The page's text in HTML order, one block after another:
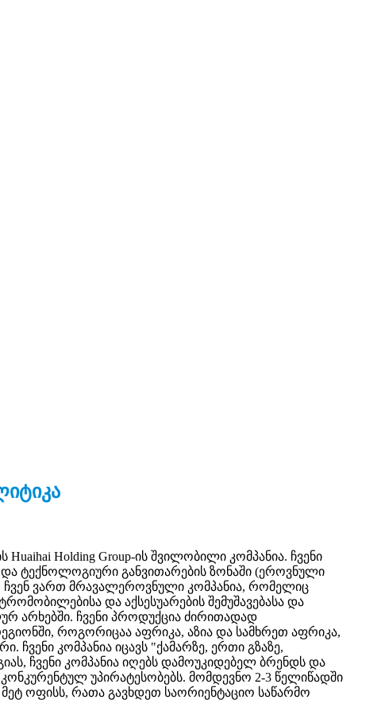
Huaihai Holding Group-ის შვილობილი კომპანია. ჩვენი
და ტექნოლოგიური განვითარების ზონაში (ეროვნული
ჩვენ ვართ მრავალეროვნული კომპანია, რომელიც
და აქსესუარების შემუშავებასა და
არხებში. ჩვენი პროდუქცია ძირითადად
როგორიცაა აფრიკა, აზია და სამხრეთ აფრიკა,
კომპანია იცავს "ქამარზე, ერთი გზაზე,
ჩვენი კომპანია იღებს დამოუკიდებელ ბრენდს და
უპირატესობებს. მომდევნო 2-3 წელიწადში
მეტ ოფისს, რათა გავხდეთ საორიენტაციო საწარმო